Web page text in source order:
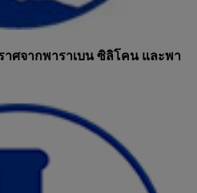
ศจากพาราเบน ซิลิโคน และพา